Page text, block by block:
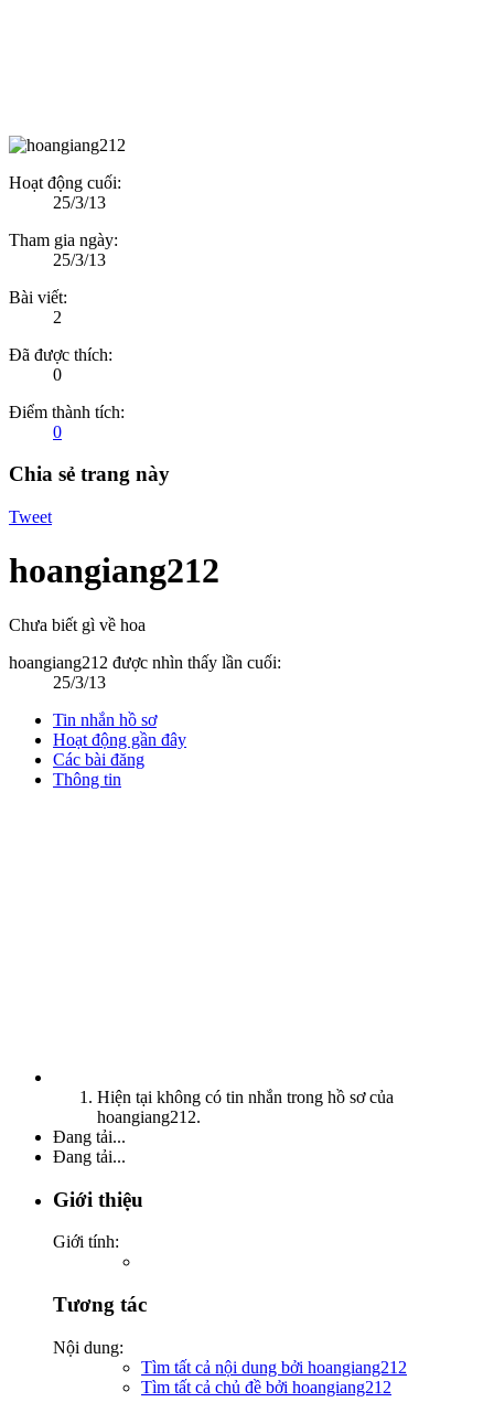
Hoạt động cuối:
25/3/13
Tham gia ngày:
25/3/13
Bài viết:
2
Đã được thích:
0
Điểm thành tích:
0
Chia sẻ trang này
Tweet
hoangiang212
Chưa biết gì về hoa
hoangiang212 được nhìn thấy lần cuối:
25/3/13
Tin nhắn hồ sơ
Hoạt động gần đây
Các bài đăng
Thông tin
Hiện tại không có tin nhắn trong hồ sơ của
hoangiang212.
Đang tải...
Đang tải...
Giới thiệu
Giới tính:
Tương tác
Nội dung:
Tìm tất cả nội dung bởi hoangiang212
Tìm tất cả chủ đề bởi hoangiang212